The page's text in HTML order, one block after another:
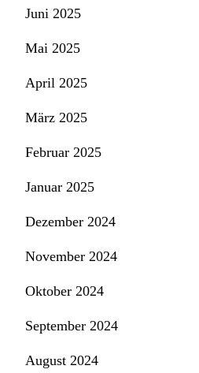
Juni 2025
Mai 2025
April 2025
März 2025
Februar 2025
Januar 2025
Dezember 2024
November 2024
Oktober 2024
September 2024
August 2024